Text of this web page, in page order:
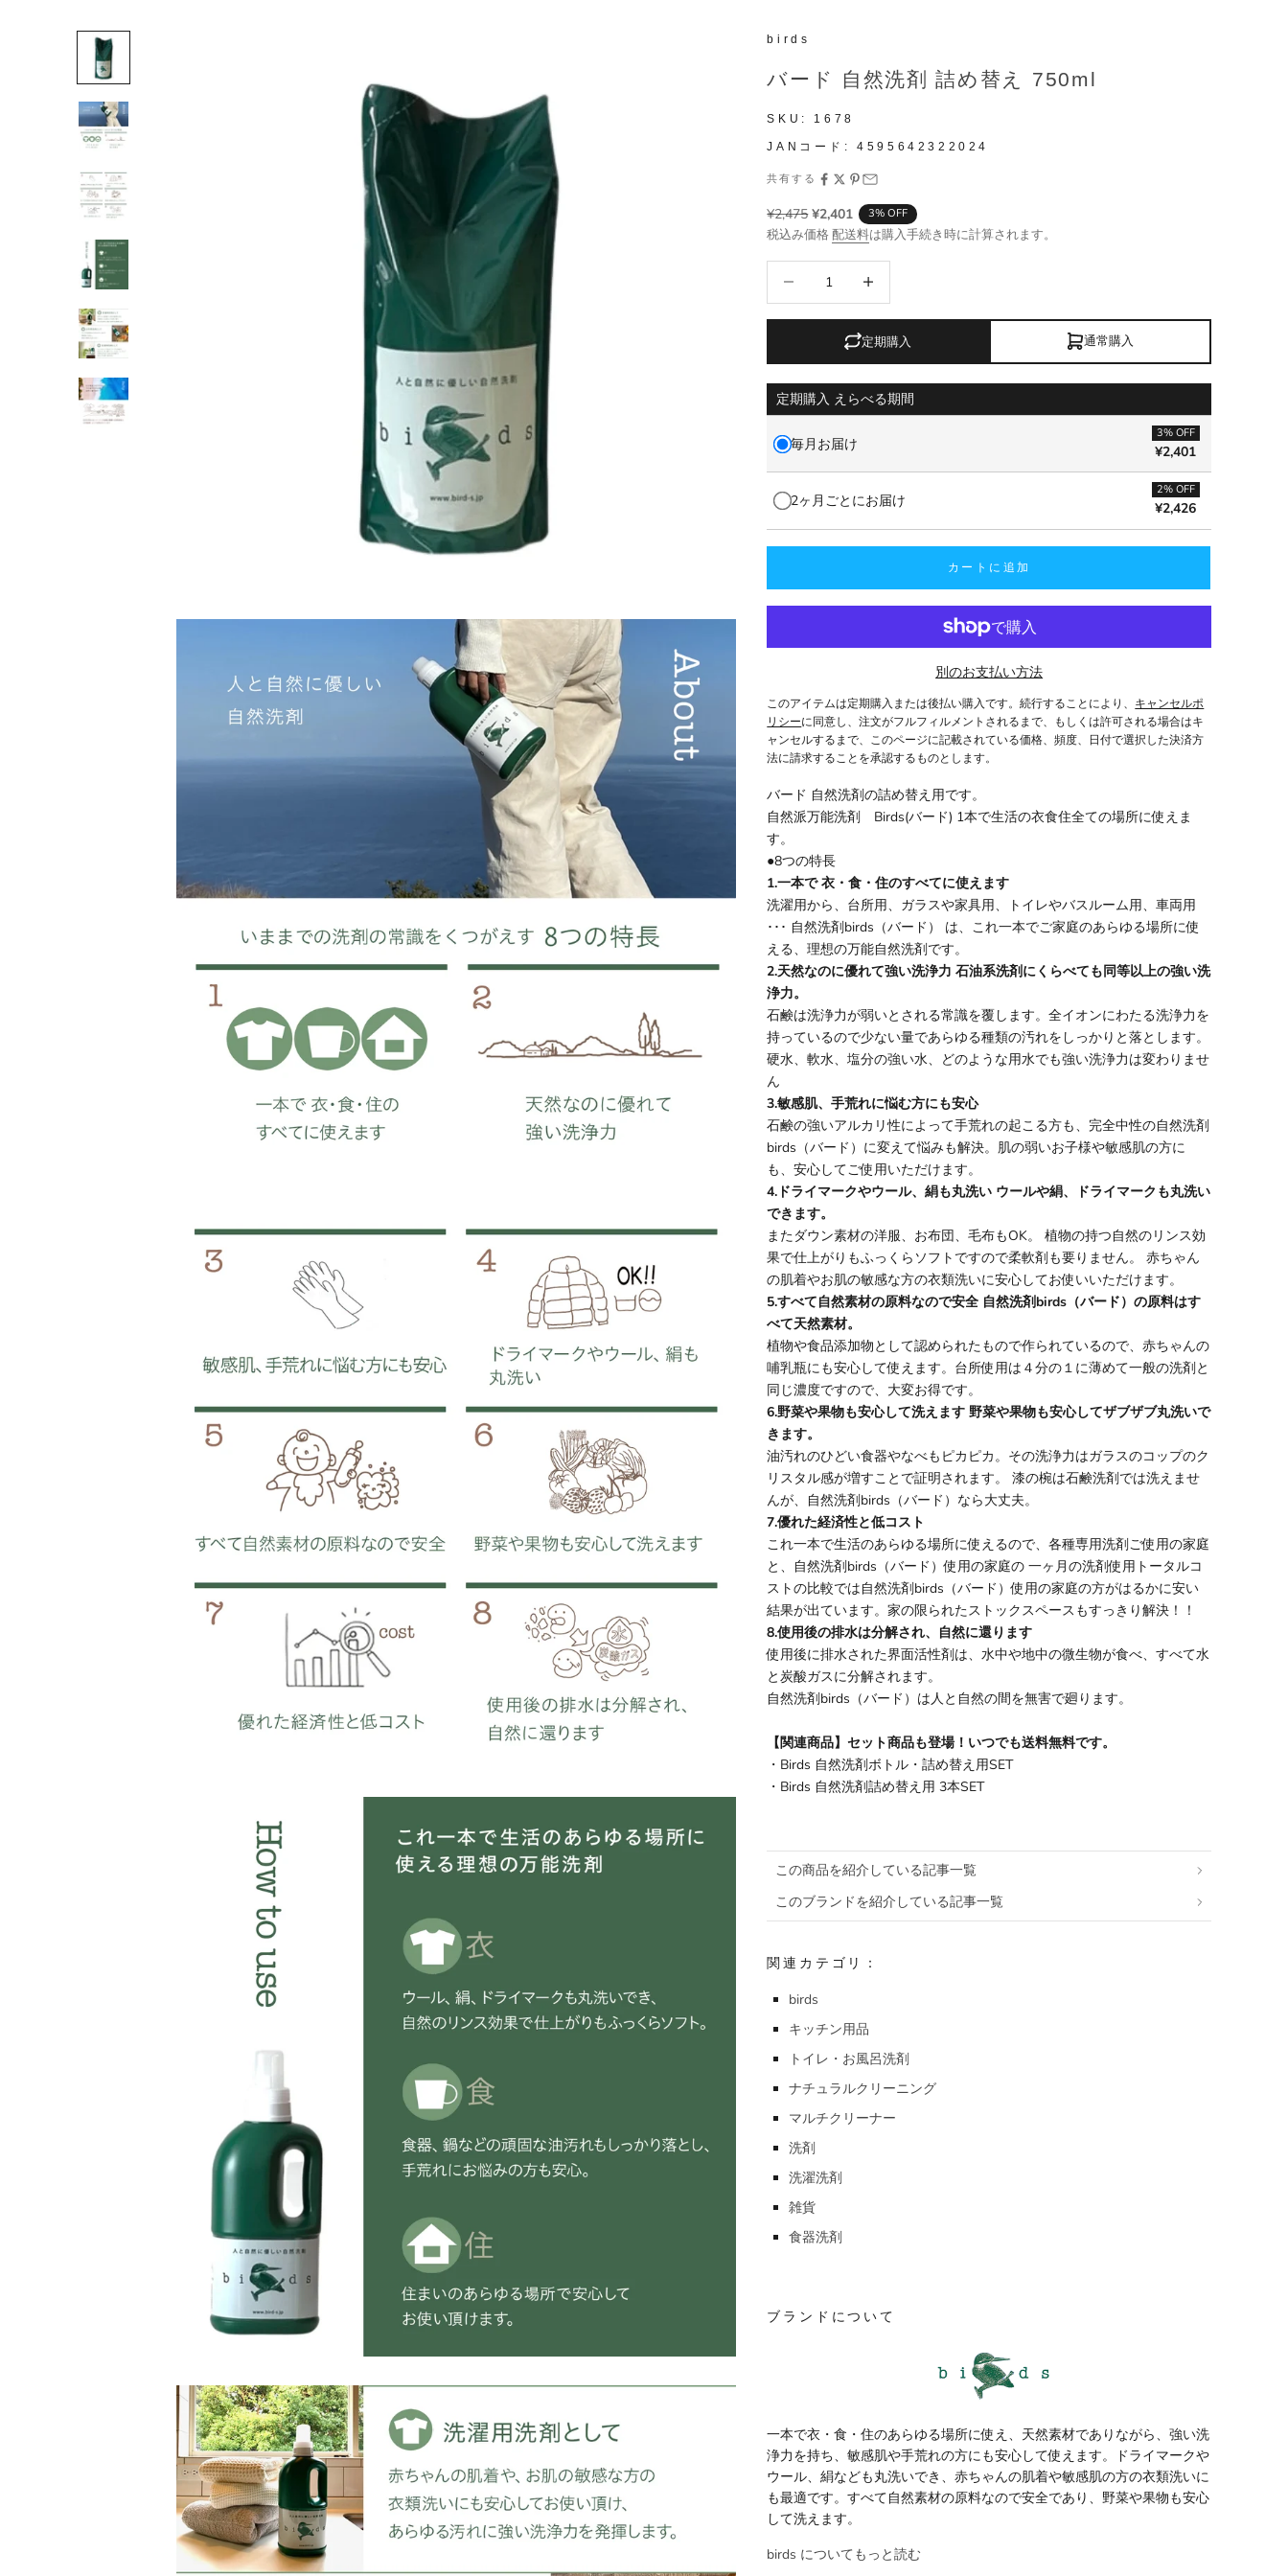
birds
バード 自然洗剤 詰め替え 750ml
SKU: 1678
JANコード:4595642322024
共有する
¥2,475 ¥2,401 3% OFF
税込み価格配送料は購入手続き時に計算されます。
通常購入
定期購入
定期購入 えらべる期間
毎月お届け
3% OFF
¥2,401
2ヶ月ごとにお届け
2% OFF
¥2,426
カートに追加
別のお支払い方法
このアイテムは定期購入または後払い購入です。続行することにより、 キャンセルポ
リシーに同意し、注文がフルフィルメントされるまで、もしくは許可される場合はキ
ャンセルするまで、このページに記載されている価格、頻度、日付で選択した決済方
法に請求することを承認するものとします。
バード 自然洗剤の詰め替え用です。
自然派万能洗剤 Birds(バード) 1本で生活の衣食住全ての場所に使えま
す。
●8つの特長
1.一本で 衣・食・住のすべてに使えます
洗濯用から、台所用、ガラスや家具用、トイレやバスルーム用、車両用
･･･ 自然洗剤birds（バード） は、これ一本でご家庭のあらゆる場所に使
える、理想の万能自然洗剤です。
2.天然なのに優れて強い洗浄力 石油系洗剤にくらべても同等以上の強い洗
浄力。
石鹸は洗浄力が弱いとされる常識を覆します。全イオンにわたる洗浄力を
持っているので少ない量であらゆる種類の汚れをしっかりと落とします。
硬水、軟水、塩分の強い水、どのような用水でも強い洗浄力は変わりませ
ん
3.敏感肌、手荒れに悩む方にも安心
石鹸の強いアルカリ性によって手荒れの起こる方も、完全中性の自然洗剤
birds（バード）に変えて悩みも解決。肌の弱いお子様や敏感肌の方に
も、安心してご使用いただけます。
4.ドライマークやウール、絹も丸洗い ウールや絹、ドライマークも丸洗い
できます。
またダウン素材の洋服、お布団、毛布もOK。 植物の持つ自然のリンス効
果で仕上がりもふっくらソフトですので柔軟剤も要りません。 赤ちゃん
の肌着やお肌の敏感な方の衣類洗いに安心してお使いいただけます。
5.すべて自然素材の原料なので安全 自然洗剤birds（バード）の原料はす
べて天然素材。
植物や食品添加物として認められたもので作られているので、赤ちゃんの
哺乳瓶にも安心して使えます。台所使用は４分の１に薄めて一般の洗剤と
同じ濃度ですので、大変お得です。
6.野菜や果物も安心して洗えます 野菜や果物も安心してザブザブ丸洗いで
きます。
油汚れのひどい食器やなべもピカピカ。その洗浄力はガラスのコップのク
リスタル感が増すことで証明されます。 漆の椀は石鹸洗剤では洗えませ
んが、自然洗剤birds（バード）なら大丈夫。
7.優れた経済性と低コスト
これ一本で生活のあらゆる場所に使えるので、各種専用洗剤ご使用の家庭
と、自然洗剤birds（バード）使用の家庭の 一ヶ月の洗剤使用トータルコ
ストの比較では自然洗剤birds（バード）使用の家庭の方がはるかに安い
結果が出ています。家の限られたストックスペースもすっきり解決！！
8.使用後の排水は分解され、自然に還ります
使用後に排水された界面活性剤は、水中や地中の微生物が食べ、すべて水
と炭酸ガスに分解されます。
自然洗剤birds （バード） は人と自然の間を無害で廻ります。
【関連商品】セット商品も登場！いつでも送料無料です。
・ Birds 自然洗剤ボトル・詰め替え用SET
・ Birds 自然洗剤詰め替え用 3本SET
この商品を紹介している記事一覧
このブランドを紹介している記事一覧
関連カテゴリ：
birds
キッチン用品
トイレ・お風呂洗剤
ナチュラルクリーニング
マルチクリーナー
洗剤
洗濯洗剤
雑貨
食器洗剤
ブランドについて
一本で衣・食・住のあらゆる場所に使え、天然素材でありながら、強い洗
浄力を持ち、敏感肌や手荒れの方にも安心して使えます。ドライマークや
ウール、絹なども丸洗いでき、赤ちゃんの肌着や敏感肌の方の衣類洗いに
も最適です。すべて自然素材の原料なので安全であり、野菜や果物も安心
して洗えます。
birds についてもっと読む